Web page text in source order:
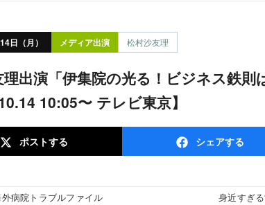
日（月） メディア出演 松村沙友理
10:05〜 テレビ東京】
ポストする シェアする
外病院トラブルファイル
身近すぎ